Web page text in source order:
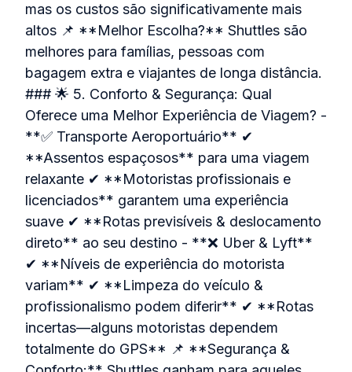
mas os custos são significativamente mais
altos 📌 **Melhor Escolha?** Shuttles são
melhores para famílias, pessoas com
bagagem extra e viajantes de longa distância.
### 🌟 5. Conforto & Segurança: Qual
Oferece uma Melhor Experiência de Viagem? -
**✅ Transporte Aeroportuário** ✔
**Assentos espaçosos** para uma viagem
relaxante ✔ **Motoristas profissionais e
licenciados** garantem uma experiência
suave ✔ **Rotas previsíveis & deslocamento
direto** ao seu destino - **❌ Uber & Lyft**
✔ **Níveis de experiência do motorista
variam** ✔ **Limpeza do veículo &
profissionalismo podem diferir** ✔ **Rotas
incertas—alguns motoristas dependem
totalmente do GPS** 📌 **Segurança &